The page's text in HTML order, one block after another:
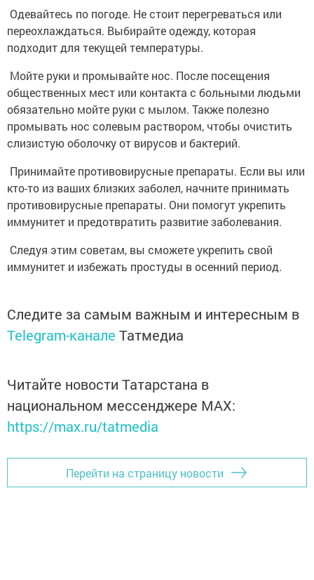
Одевайтесь по погоде. Не стоит перегреваться или
переохлаждаться. Выбирайте одежду, которая
подходит для текущей температуры.
Мойте руки и промывайте нос. После посещения
общественных мест или контакта с больными людьми
обязательно мойте руки с мылом. Также полезно
промывать нос солевым раствором, чтобы очистить
слизистую оболочку от вирусов и бактерий.
Принимайте противовирусные препараты. Если вы или
кто-то из ваших близких заболел, начните принимать
противовирусные препараты. Они помогут укрепить
иммунитет и предотвратить развитие заболевания.
Следуя этим советам, вы сможете укрепить свой
иммунитет и избежать простуды в осенний период.
Следите за самым важным и интересным в
Telegram-канале Татмедиа
Читайте новости Татарстана в
национальном мессенджере MАХ:
https://max.ru/tatmedia
Перейти на страницу новости